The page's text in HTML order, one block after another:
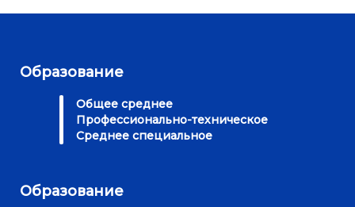
Образование
Общее среднее
Профессионально-техническое
Среднее специальное
Образование